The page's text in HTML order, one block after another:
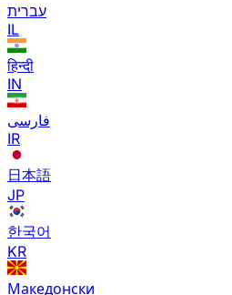
עברית
IL
हिन्दी
IN
فارسی
IR
日本語
JP
한국어
KR
Македонски